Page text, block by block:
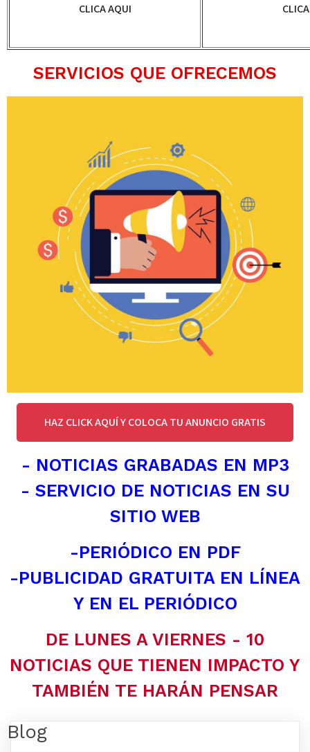
CLICA AQUI
SERVICIOS QUE OFRECEMOS
HAZ CLICK AQUÍ Y COLOCA TU ANUNCIO GRATIS
- NOTICIAS GRABADAS EN MP3
- SERVICIO DE NOTICIAS EN SU
SITIO WEB
-PERIÓDICO EN PDF
-PUBLICIDAD GRATUITA EN LÍNEA
Y EN EL PERIÓDICO
DE LUNES A VIERNES - 10
NOTICIAS QUE TIENEN IMPACTO Y
TAMBIÉN TE HARÁN PENSAR
Blog